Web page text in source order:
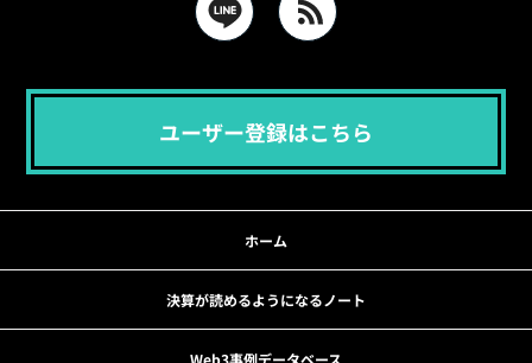
ユーザー登録はこちら
ホーム
決算が読めるようになるノート